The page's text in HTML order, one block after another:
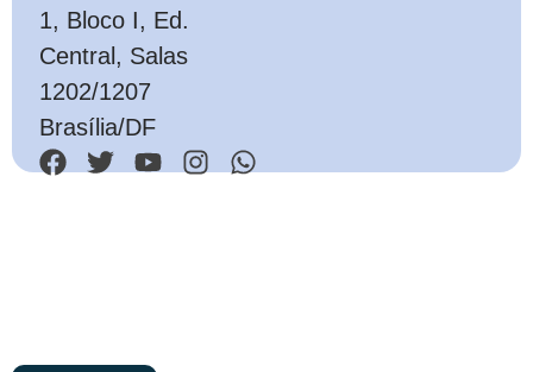
1, Bloco I, Ed.
Central, Salas
1202/1207
Brasília/DF